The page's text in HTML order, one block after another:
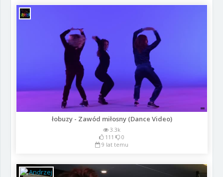
łobuzy - Zawód miłosny (Dance Video)
3.3k
111
0
9 lat temu